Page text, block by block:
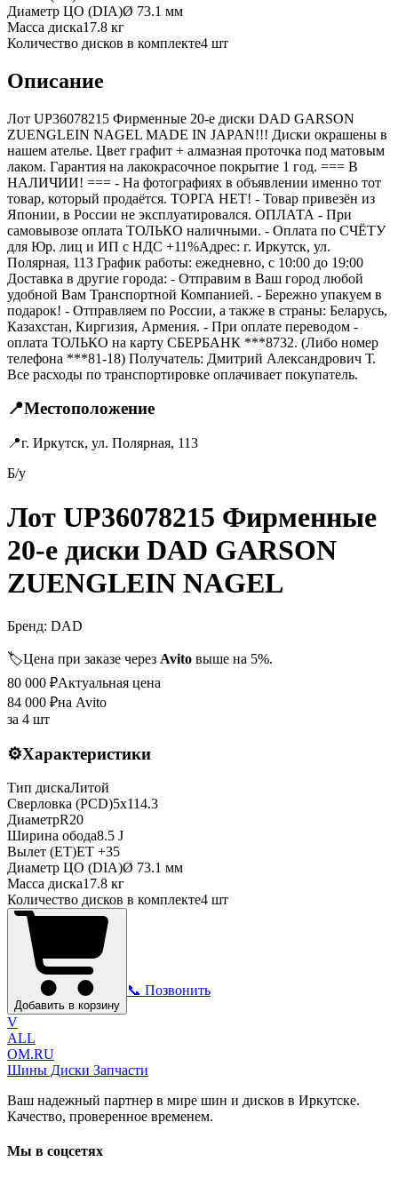
Диаметр ЦО (DIA)Ø 73.1 мм
Масса диска17.8 кг
Количество дисков в комплекте4 шт
Описание
Лот UP36078215 Фирменные 20-е диски DAD GARSON
ZUENGLEIN NAGEL MADE IN JAPAN!!! Диски окрашены в
нашем ателье. Цвет графит + алмазная проточка под матовым
лаком. Гарантия на лакокрасочное покрытие 1 год. === B
НАЛИЧИИ! === - На фотографиях в объявлении именно тот
товар, который продаётся. ТОРГА НЕТ! - Товар привезён из
Японии, в России не эксплуатировался. ОПЛАТА - При
самовывозе оплата ТОЛЬКО наличными. - Оплата по СЧЁТУ
для Юр. лиц и ИП с НДС +11%Адрес: г. Иркутск, ул.
Полярная, 113 График работы: ежедневно, с 10:00 до 19:00
Доставка в другие города: - Отправим в Ваш город любой
удобной Вам Транспортной Компанией. - Бережно упакуем в
подарок! - Отправляем по России, а также в страны: Беларусь,
Казахстан, Киргизия, Армения. - При оплате переводом -
оплата ТОЛЬКО на карту СБЕРБАНК ***8732. (Либо номер
телефона ***81-18) Получатель: Дмитрий Александрович Т.
Все расходы по транспортировке оплачивает покупатель.
📍Местоположение
📍г. Иркутск, ул. Полярная, 113
Б/у
Лот UP36078215 Фирменные
20-е диски DAD GARSON
ZUENGLEIN NAGEL
Бренд: DAD
🏷️Цена при заказе через Avito выше на 5%.
80 000 ₽Актуальная цена
84 000 ₽на Avito
за 4 шт
⚙️Характеристики
Тип дискаЛитой
Сверловка (PCD)5x114.3
ДиаметрR20
Ширина обода8.5 J
Вылет (ET)ET +35
Диаметр ЦО (DIA)Ø 73.1 мм
Масса диска17.8 кг
Количество дисков в комплекте4 шт
Добавить в корзину
📞 Позвонить
V
ALL
OM.RU
Шины Диски Запчасти
Ваш надежный партнер в мире шин и дисков в Иркутске.
Качество, проверенное временем.
Мы в соцсетях